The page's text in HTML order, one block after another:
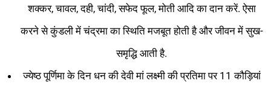
शक्कर, चावल, दही, चांदी, सफेद फूल, मोती आदि का दान करें. ऐसा
करने से कुंडली में चंद्रमा का स्थिति मजबूत होती है और जीवन में सुख-
समृद्धि आती है.
ज्येष्ठ पूर्णिमा के दिन धन की देवी मां लक्ष्मी की प्रतिमा पर 11 कौड़ियां